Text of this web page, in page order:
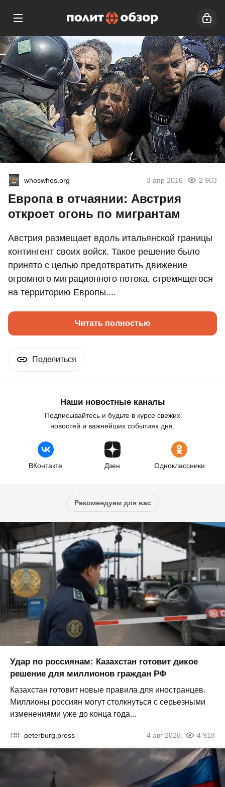
whoswhos.org 3 апр 2016 2 903
Европа в отчаянии: Австрия
откроет огонь по мигрантам
Австрия размещает вдоль итальянской границы
контингент своих войск. Такое решение было
принято с целью предотвратить движение
огромного миграционного потока, стремящегося
на территорию Европы....
Читать полностью
Поделиться
Наши новостные каналы
Подписывайтесь и будьте в курсе свежих
новостей и важнейших событиях дня.
ВКонтакте Дзен Одноклассники
Рекомендуем для вас
Удар по россиянам: Казахстан готовит дикое
решение для миллионов граждан РФ
Казахстан готовит новые правила для иностранцев.
Миллионы россиян могут столкнуться с серьезными
изменениями уже до конца года...
peterburg.press 4 авг 2026 4 918